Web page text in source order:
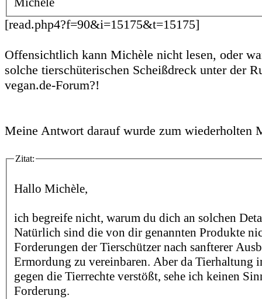
[read.php4?f=90&i=15175&t=15175]
Offensichtlich kann Michèle nicht lesen, oder
solche tierschüterischen Scheißdreck unter der
vegan.de-Forum?!
Meine Antwort darauf wurde zum wiederholten
Zitat:
Hallo Michèle,
ich begreife nicht, warum du dich an solchen
Natürlich sind die von dir genannten Produkte
Forderungen der Tierschützer nach sanfterer
Ermordung zu vereinbaren. Aber da Tierhaltung
gegen die Tierrechte verstößt, sehe ich keinen
Forderung.